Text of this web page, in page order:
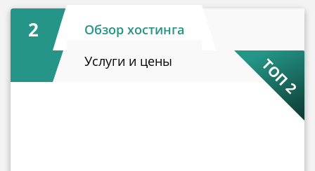
ТОП 2
2
Обзор хостинга
Услуги и цены